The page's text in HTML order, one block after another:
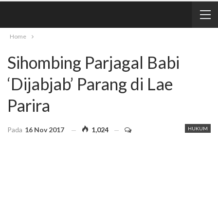
Home
Sihombing Parjagal Babi
‘Dijabjab’ Parang di Lae
Parira
HUKUM
Pada 16 Nov 2017 1,024